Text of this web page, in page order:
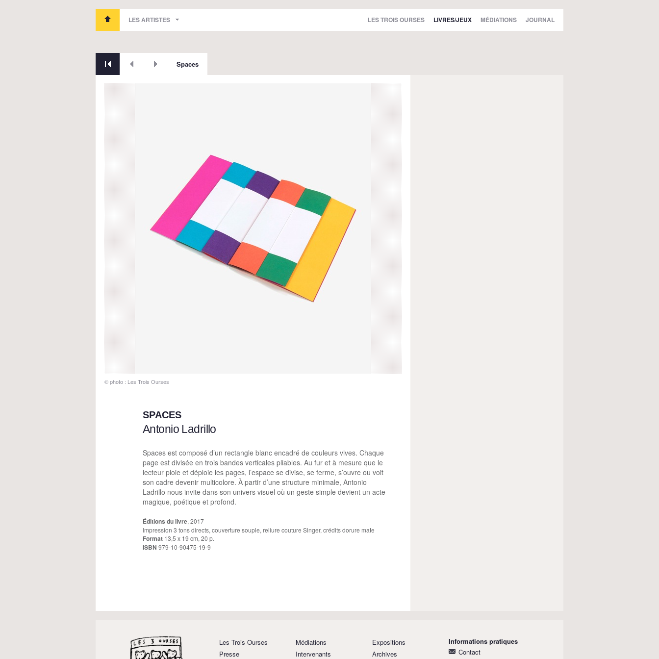
LES ARTISTES LES TROIS OURSES LIVRES/JEUX MÉDIATIONS JOURNAL
Spaces
© photo : Les Trois Ourses
SPACES
Antonio Ladrillo
Spaces est composé d’un rectangle blanc encadré de couleurs vives. Chaque
page est divisée en trois bandes verticales pliables. Au fur et à mesure que le
lecteur ploie et déploie les pages, l’espace se divise, se ferme, s’ouvre ou voit
son cadre devenir multicolore. À partir d’une structure minimale, Antonio
Ladrillo nous invite dans son univers visuel où un geste simple devient un acte
magique, poétique et profond.
Éditions du livre, 2017
Impression 3 tons directs, couverture souple, reliure couture Singer, crédits dorure mate
Format 13,5 x 19 cm, 20 p.
ISBN 979-10-90475-19-9
Les Trois Ourses
Presse
Médiations
Intervenants
Expositions
Archives
Informations pratiques
Contact